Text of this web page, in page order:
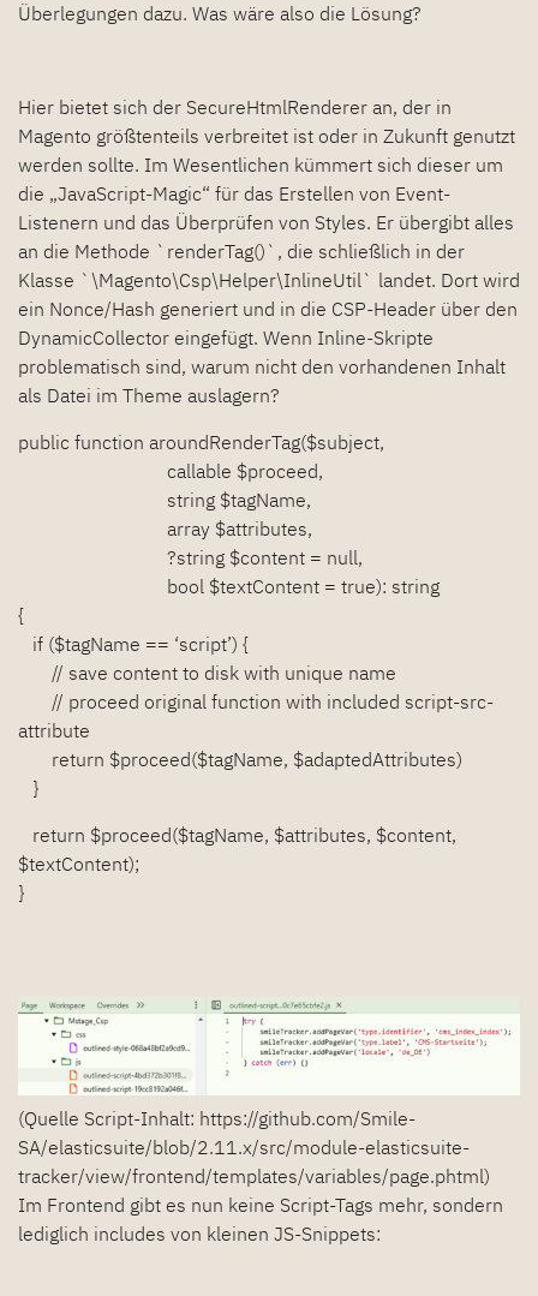
Überlegungen dazu. Was wäre also die Lösung?
Hier bietet sich der SecureHtmlRenderer an, der in
Magento größtenteils verbreitet ist oder in Zukunft genutzt
werden sollte. Im Wesentlichen kümmert sich dieser um
die „JavaScript-Magic“ für das Erstellen von Event-
Listenern und das Überprüfen von Styles. Er übergibt alles
an die Methode `renderTag()`, die schließlich in der
Klasse `\Magento\Csp\Helper\InlineUtil` landet. Dort wird
ein Nonce/Hash generiert und in die CSP-Header über den
DynamicCollector eingefügt. Wenn Inline-Skripte
problematisch sind, warum nicht den vorhandenen Inhalt
als Datei im Theme auslagern?
public function aroundRenderTag($subject,
callable $proceed,
string $tagName,
array $attributes,
?string $content = null,
bool $textContent = true): string
{
if ($tagName == ‘script’) {
// save content to disk with unique name
// proceed original function with included script-src-
attribute
return $proceed($tagName, $adaptedAttributes)
}
return $proceed($tagName, $attributes, $content,
$textContent);
}
(Quelle Script-Inhalt: https://github.com/Smile-
SA/elasticsuite/blob/2.11.x/src/module-elasticsuite-
tracker/view/frontend/templates/variables/page.phtml)
Im Frontend gibt es nun keine Script-Tags mehr, sondern
lediglich includes von kleinen JS-Snippets: